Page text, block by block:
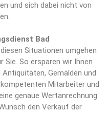
und sich dabei nicht von
Bad
Situationen umgehen
Sie. So ersparen wir Ihnen
Gemälden und
Mitarbeiter und
genaue Wertanrechnung
den Verkauf der